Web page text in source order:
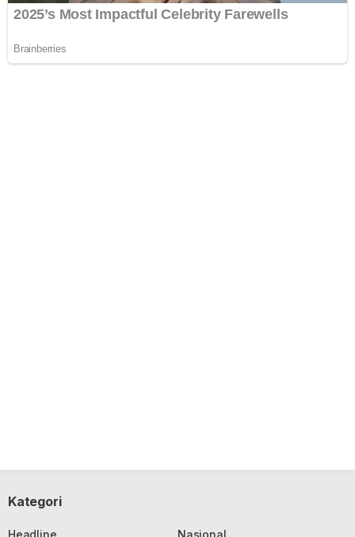
Kategori
Headline
Nasional